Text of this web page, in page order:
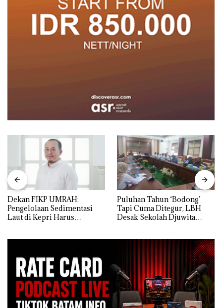
Dekan FIKP UMRAH:
Pengelolaan Sedimentasi
Laut di Kepri Harus
Puluhan Tahun ‘Bodong’
Tapi Cuma Ditegur, LBH
Desak Sekolah Djuwita